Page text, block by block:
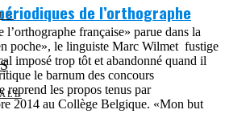
de l’orthographe
l’orthographe française» parue dans la
poche», le linguiste Marc Wilmet fustige
imposé trop tôt et abandonné quand il
le barnum des concours
reprend les propos tenus par
2014 au Collège Belgique. «Mon but